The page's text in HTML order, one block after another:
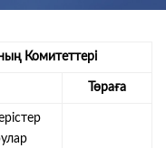
Комитеттері
Төраға